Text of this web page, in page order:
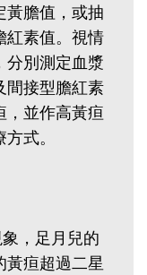
黃膽值，或抽
紅素值。視情
分別測定血漿
間接型膽紅素
，並作高黃疸
式。
，足月兒的
黃疸超過二星